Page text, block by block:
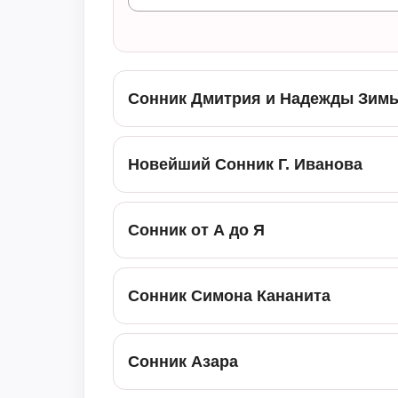
Сонник Дмитрия и Надежды
Новейший Сонник Г. Иванова
Сонник от А до Я
Сонник Симона Кананита
Сонник Азара